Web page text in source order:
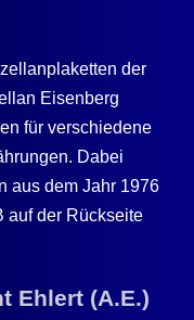
der
Eisenberg
für verschiedene
Dabei
aus dem Jahr 1976
auf der Rückseite
Ehlert (A.E.)